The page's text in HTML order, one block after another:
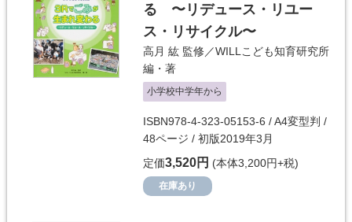
る 〜リデュース・リユー
ス・リサイクル〜
高月 紘 監修／WILLこども知育研究所
編・著
小学校中学年から
ISBN978-4-323-05153-6 / A4変型判 /
48ページ / 初版2019年3月
定価3,520円 (本体3,200円+税)
在庫あり